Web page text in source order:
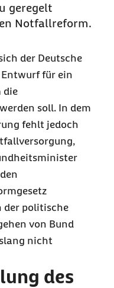
geregelt
Notfallreform.
der Deutsche
Entwurf für ein
die
soll. In dem
fehlt jedoch
der politische
von Bund
nicht
des